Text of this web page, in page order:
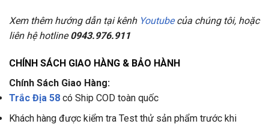
Xem thêm hướng dẫn tại kênh Youtubecủa chúng tôi, hoặc
liên hệ hotline0943.976.911
CHÍNH SÁCH GIAO HÀNG & BẢO HÀNH
Chính Sách Giao Hàng:
Trắc Địa 58 có Ship COD toàn quốc
Khách hàng được kiểm tra Test thử sản phẩm trước khi